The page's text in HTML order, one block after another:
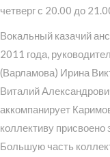
четверг с 20.00 до
Вокальный казачий
2011 года,
(Варламова) Ирина
Виталий
аккомпанирует
коллективу
Большую часть